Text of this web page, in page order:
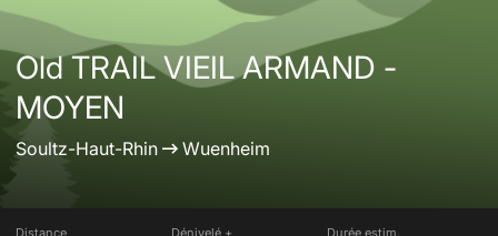
Old TRAIL VIEIL ARMAND -
MOYEN
Soultz-Haut-Rhin Wuenheim
Distance Dénivelé + Durée estim.